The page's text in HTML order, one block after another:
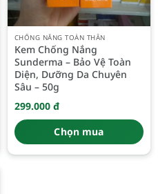
CHỐNG NẮNG TOÀN THÂN
Kem Chống Nắng
Sunderma – Bảo Vệ Toàn
Diện, Dưỡng Da Chuyên
Sâu – 50g
299.000 đ
Chọn mua